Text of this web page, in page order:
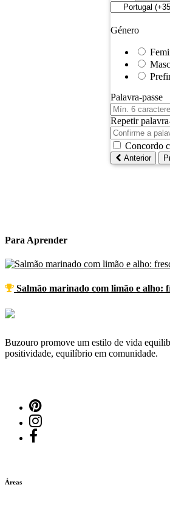
Género
Palavra-passe
Repetir
Concordo
Anterior
Para Aprender
Salmão marinado com limão e alho:
Buzouro promove um estilo de vida
positividade, equilíbrio em comunidade.
Áreas